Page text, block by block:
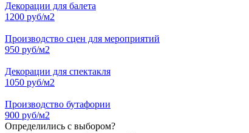
Декорации для балета
1200 руб/м2
Производство сцен для мероприятий
950 руб/м2
Декорации для спектакля
1050 руб/м2
Производство бутафории
900 руб/м2
Определились с выбором?